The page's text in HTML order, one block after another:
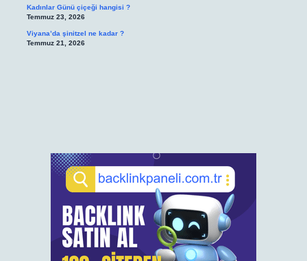
Kadınlar Günü çiçeği hangisi ?
Temmuz 23, 2026
Viyana’da şinitzel ne kadar ?
Temmuz 21, 2026